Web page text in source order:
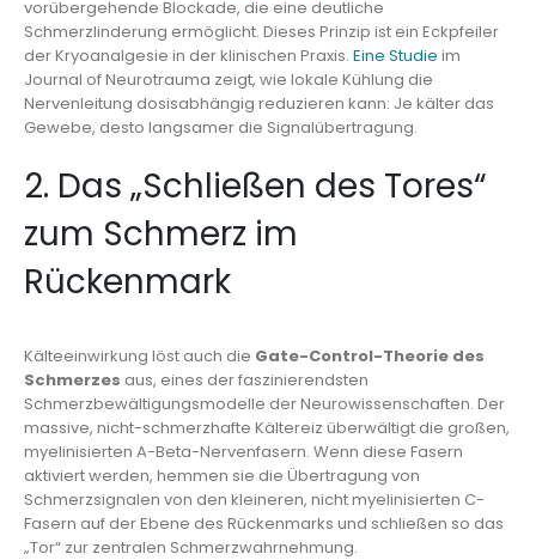
vorübergehende Blockade, die eine deutliche
Schmerzlinderung ermöglicht. Dieses Prinzip ist ein Eckpfeiler
der Kryoanalgesie in der klinischen Praxis. Eine Studie im
Journal of Neurotrauma zeigt, wie lokale Kühlung die
Nervenleitung dosisabhängig reduzieren kann: Je kälter das
Gewebe, desto langsamer die Signalübertragung.
2. Das „Schließen des Tores“
zum Schmerz im
Rückenmark
Kälteeinwirkung löst auch die Gate-Control-Theorie des
Schmerzes aus, eines der faszinierendsten
Schmerzbewältigungsmodelle der Neurowissenschaften. Der
massive, nicht-schmerzhafte Kältereiz überwältigt die großen,
myelinisierten A-Beta-Nervenfasern. Wenn diese Fasern
aktiviert werden, hemmen sie die Übertragung von
Schmerzsignalen von den kleineren, nicht myelinisierten C-
Fasern auf der Ebene des Rückenmarks und schließen so das
„Tor“ zur zentralen Schmerzwahrnehmung.